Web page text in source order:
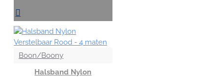
Boon/Boony
Halsband Nylon